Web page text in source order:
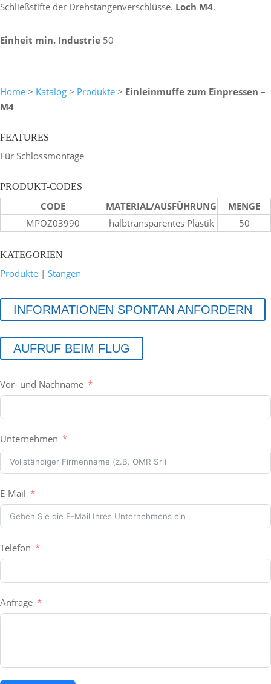
Schließstifte der Drehstangenverschlüsse. Loch M4.
Einheit min. Industrie 50
Home > Katalog > Produkte > Einleinmuffe zum Einpressen –
M4
FEATURES
Für Schlossmontage
PRODUKT-CODES
CODE MATERIAL/AUSFÜHRUNG
MENGE
MPOZ03990
halbtransparentes Plastik 50
KATEGORIEN
Produkte | Stangen
INFORMATIONEN SPONTAN ANFORDERN
AUFRUF BEIM FLUG
Vor- und Nachname
Unternehmen
E-Mail
Telefon
Anfrage